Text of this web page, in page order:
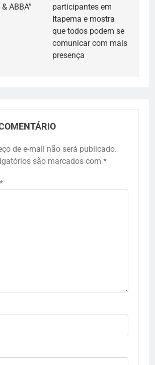
ABBA”
participantes em
Itapema e mostra
que todos podem se
comunicar com mais
presença
de e-mail não será publicado.
são marcados com *
*